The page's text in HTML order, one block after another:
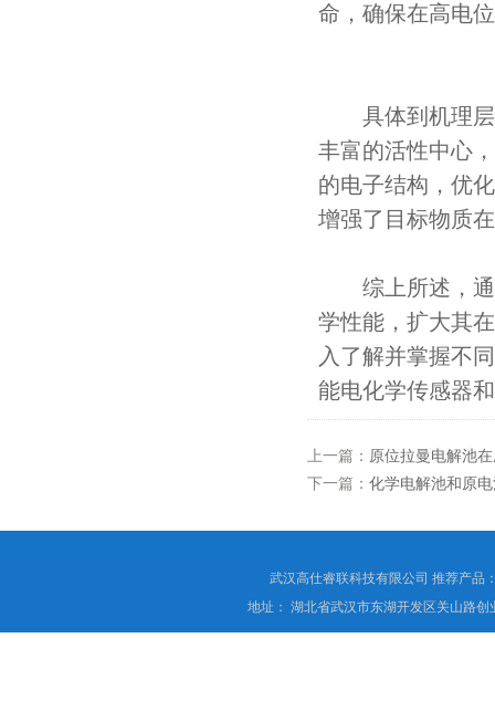
命，确保在高电
具体到机理层
丰富的活性中心
的电子结构，优
增强了目标物质
综上所述，通
学性能，扩大其
入了解并掌握不
能电化学传感器
上一篇： 原位拉曼电解池
下一篇： 化学电解池和原
武汉高仕睿联科技有限公司 推荐产品
地址： 湖北省武汉市东湖开发区关山路